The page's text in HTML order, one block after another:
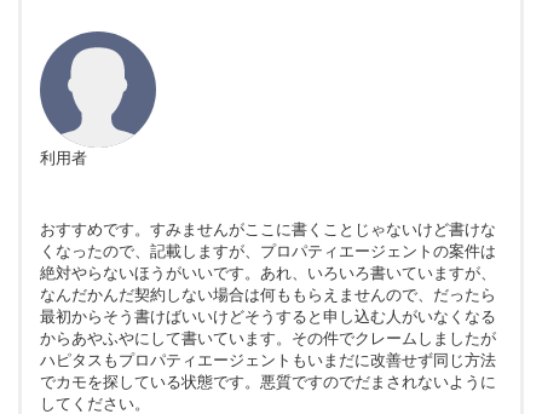
利用者
おすすめです。すみませんがここに書くことじゃないけど書けな
くなったので、記載しますが、プロパティエージェントの案件は
絶対やらないほうがいいです。あれ、いろいろ書いていますが、
なんだかんだ契約しない場合は何ももらえませんので、だったら
最初からそう書けばいいけどそうすると申し込む人がいなくなる
からあやふやにして書いています。その件でクレームしましたが
ハピタスもプロパティエージェントもいまだに改善せず同じ方法
でカモを探している状態です。悪質ですのでだまされないように
してください。